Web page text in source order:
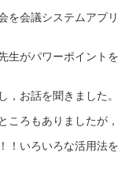
を会議システムアプリ
生がパワーポイントを
，お話を聞きました。
ころもありましたが，
！いろいろな活用法を